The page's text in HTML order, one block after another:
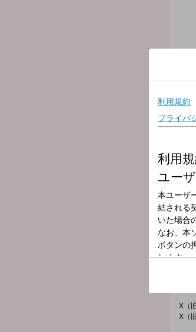
放送
番組名
【ニ
松浦
【明
今井
番
ハッ
X（
X（